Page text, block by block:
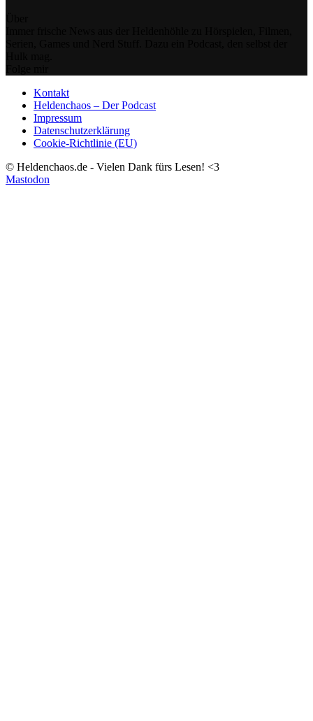
Kontakt
Heldenchaos – Der Podcast
Impressum
Datenschutzerklärung
Cookie-Richtlinie (EU)
© Heldenchaos.de - Vielen Dank fürs Lesen! <3
Mastodon